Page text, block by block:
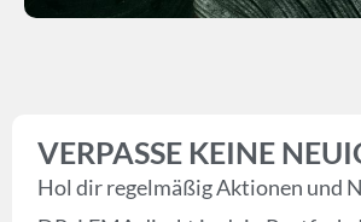
VERPASSE KEINE
Hol dir regelmäßig Aktionen und